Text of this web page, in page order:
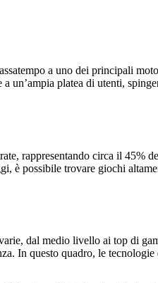
a uno dei principali
un’ampia platea di utenti,
rappresentando circa il 45%
è possibile trovare giochi
dal medio livello ai top di
In questo quadro, le